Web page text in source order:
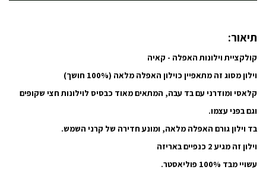
תיאור:
קולקציית וילונות האפלה - קאיה
וילון מסוג זה מתאפיין כוילון האפלה מלאה (100% חושך)
קלאסי ומודרני עם בד עבה, המתאים מאוד כבסיס לוילונות חצי שקופים
וגם בפני עצמו.
בד וילון גורם האפלה מלאה, ומונע חדירה של קרני השמש.
וילון זה מגיע 2 כנפיים באריזה
עשויי מבד 100% פוליאסטר.